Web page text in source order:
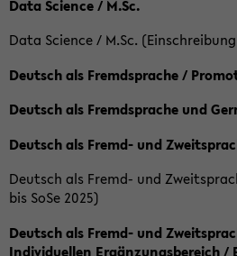
Data Science / M.Sc.
Data Science / M.Sc.
Deutsch als Fremdsprache /
Deutsch als Fremdsprache und
Deutsch als Fremd- und
Deutsch als Fremd- und
bis SoSe 2025)
Deutsch als Fremd- und
Individuellen Ergänzungsbereich /